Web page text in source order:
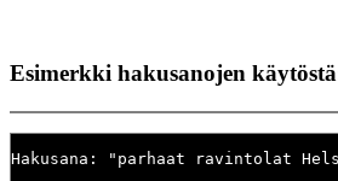
Esimerkki hakusanojen
Hakusana: "parhaat ravintolat